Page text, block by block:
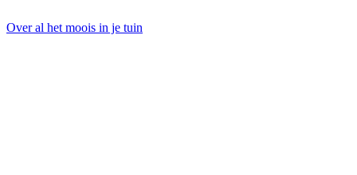
Over al het moois in je tuin